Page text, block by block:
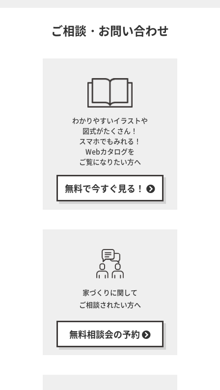
ご相談・お問い合わせ
わかりやすいイラストや
図式がたくさん！
スマホでもみれる！
Webカタログを
ご覧になりたい方へ
無料で今すぐ見る！
家づくりに関して
ご相談されたい方へ
無料相談会の予約